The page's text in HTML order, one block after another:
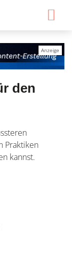
den
Praktiken
kannst.